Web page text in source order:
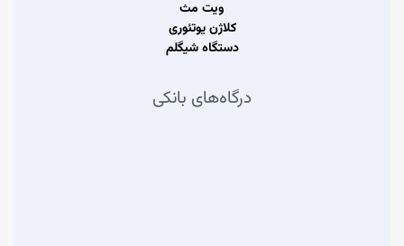
ویت مث
کلاژن یوتئوری
دستگاه شیگلم
درگاه‌های بانکی